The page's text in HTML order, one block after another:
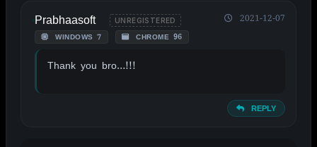
Prabhaasoft UNREGISTERED
WINDOWS 7 CHROME 96
2021-12-07
Thank you bro…!!!
REPLY